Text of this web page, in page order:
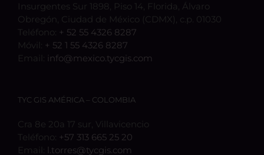
Insurgentes Sur 1898, Piso 14, Florida, Álvaro
Obregón, Ciudad de México (CDMX), c.p. 01030
Teléfono: + 52 55 4326 8287
Móvil: + 52 1 55 4326 8287
Email: info@mexico.tycgis.com
TYC GIS AMÉRICA – COLOMBIA
Cra 8e 20a 17 sur, Villavicencio
Teléfono: +57 313 665 25 20
Email: l.torres@tycgis.com